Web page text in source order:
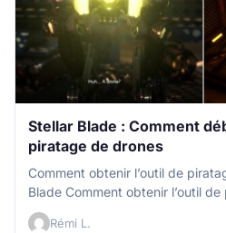
Stellar Blade : Comment
piratage de drones
Comment obtenir l’outil de
Blade Comment obtenir l’outil
Stellar Blade…
Rémi L.